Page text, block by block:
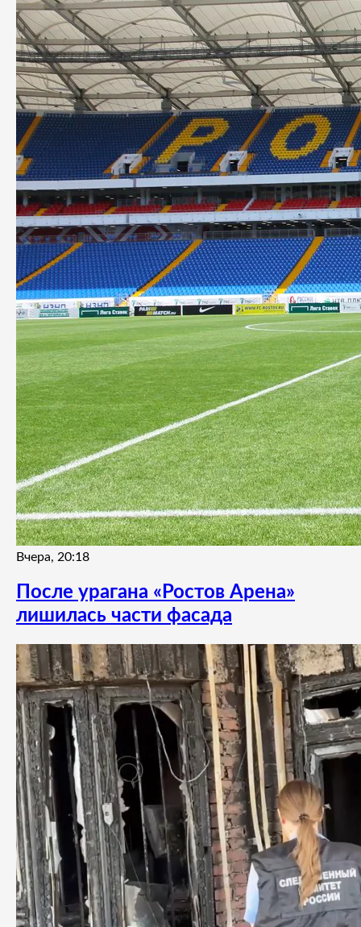
Вчера, 20:18
После урагана «Ростов Арена»
лишилась части фасада